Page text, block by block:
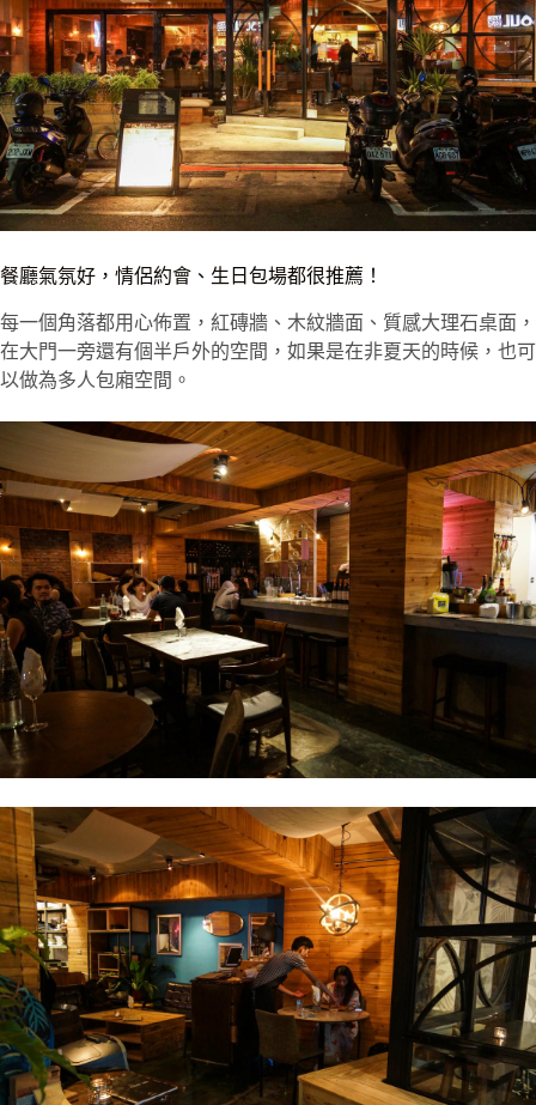
餐廳氣氛好，情侶約會、生日包場都很推薦！
每一個角落都用心佈置，紅磚牆、木紋牆面、質感大理石桌面，
在大門一旁還有個半戶外的空間，如果是在非夏天的時候，也可
以做為多人包廂空間。